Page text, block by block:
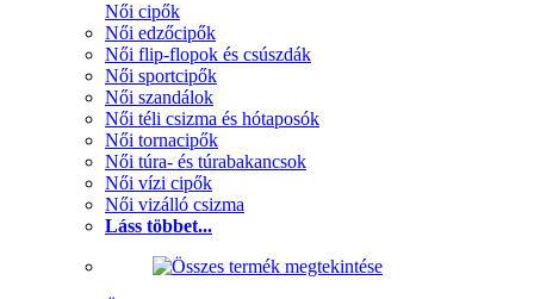
Női cipők
Női edzőcipők
Női flip-flopok és csúszdák
Női sportcipők
Női szandálok
Női téli csizma és hótaposók
Női tornacipők
Női túra- és túrabakancsok
Női vízi cipők
Női vizálló csizma
Láss többet...